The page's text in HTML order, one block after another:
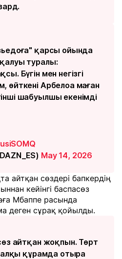
қарсы ойында
туралы:
Бүгін мен негізгі
өйткені Арбелоа маған
шабуылшы екенімді
May 14, 2026
айтқан сөздері бапкердің
кейінгі баспасөз
Мбаппе расында
деген сұрақ қойылды.
айтқан жоқпын. Төрт
құрамда отыра